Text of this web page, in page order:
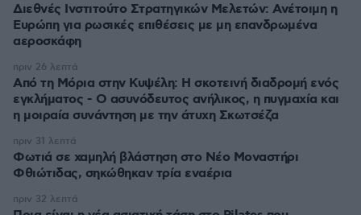
Διεθνές Ινστιτούτο Στρατηγικών Μελετών: Ανέτοιμη η
Ευρώπη για ρωσικές επιθέσεις με μη επανδρωμένα
αεροσκάφη
Από τη Μόρια στην Κυψέλη: Η σκοτεινή διαδρομή ενός
εγκλήματος - Ο ασυνόδευτος ανήλικος, η πυγμαχία και
η μοιραία συνάντηση με την άτυχη Σκωτσέζα
πριν 26 λεπτά
Φωτιά σε χαμηλή βλάστηση στο Νέο Μοναστήρι
Φθιώτιδας, σηκώθηκαν τρία εναέρια
πριν 31 λεπτά
πριν 32 λεπτά